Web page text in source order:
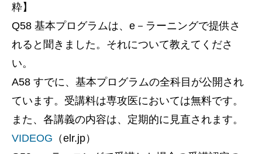
粋】
Q58 基本プログラムは、e－ラーニングで提供さ
れると聞きました。それについて教えてくださ
い。
A58 すでに、基本プログラムの全科目が公開され
ています。受講料は専攻医においては無料です。
また、各講義の内容は、定期的に見直されます。
VIDEOG （elr.jp）